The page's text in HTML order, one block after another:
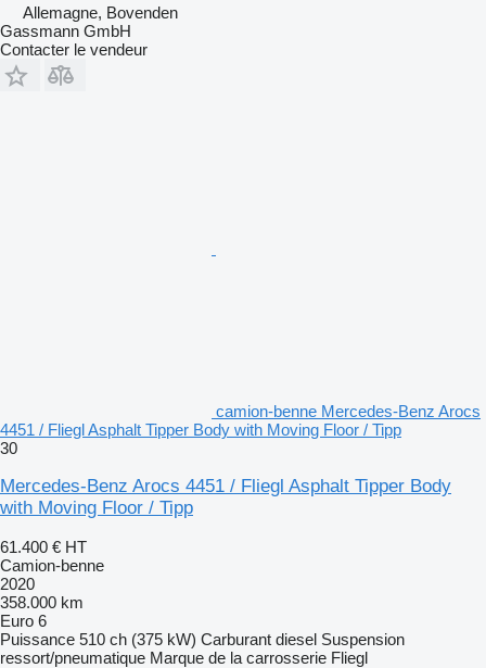
Allemagne, Bovenden
Gassmann GmbH
Contacter le vendeur
camion-benne Mercedes-Benz Arocs
4451 / Fliegl Asphalt Tipper Body with Moving Floor / Tipp
30
Mercedes-Benz Arocs 4451 / Fliegl Asphalt Tipper Body
with Moving Floor / Tipp
61.400 € HT
Camion-benne
2020
358.000 km
Euro 6
Puissance 510 ch (375 kW) Carburant diesel Suspension
ressort/pneumatique Marque de la carrosserie Fliegl